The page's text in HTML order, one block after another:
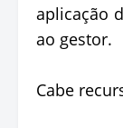
aplicação
ao gestor.
Cabe